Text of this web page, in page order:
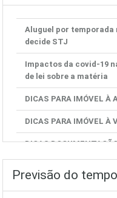
Aluguel por
decide STJ
Impactos da covid-19
de lei sobre a matéria
DICAS PARA IMÓVEL À
DICAS PARA IMÓVEL À
DICAS
Previsão do tempo